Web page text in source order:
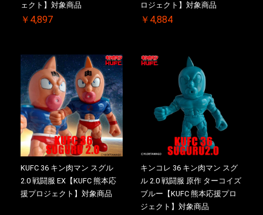
ェクト】対象商品
￥4,897
ロジェクト】対象商品
￥4,884
KUFC 36 キン肉マン スグル
2.0 戦闘服 EX【KUFC 熊本応
援プロジェクト】対象商品
キンコレ 36 キン肉マン スグ
ル 2.0 戦闘服 原作 ターコイズ
ブルー【KUFC 熊本応援プロ
ジェクト】対象商品